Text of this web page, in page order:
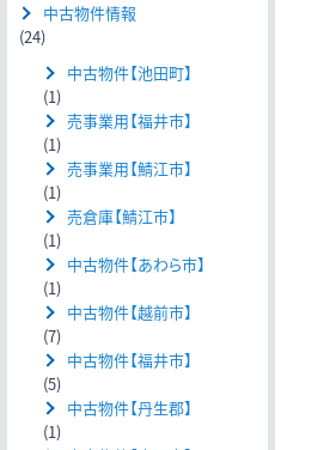
中古物件情報
(24)
中古物件【池田町】
(1)
売事業用【福井市】
(1)
売事業用【鯖江市】
(1)
売倉庫【鯖江市】
(1)
中古物件【あわら市】
(1)
中古物件【越前市】
(7)
中古物件【福井市】
(5)
中古物件【丹生郡】
(1)